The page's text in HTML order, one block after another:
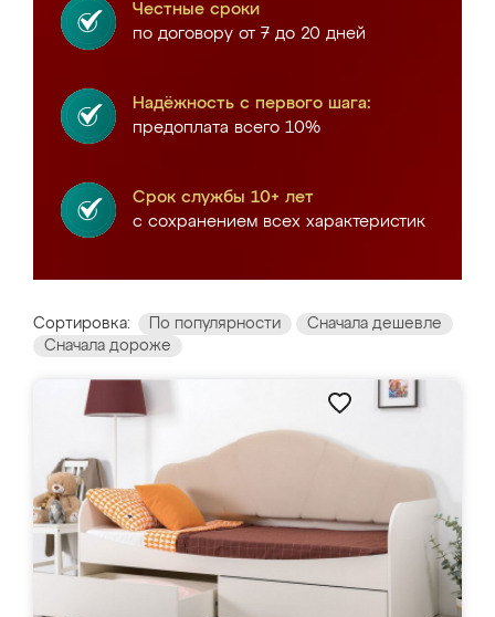
Честные сроки
по договору от 7 до 20 дней
Надёжность с первого шага:
предоплата всего 10%
Срок службы 10+ лет
с сохранением всех характеристик
Сортировка: По популярности
Сначала дешевле
Сначала дороже